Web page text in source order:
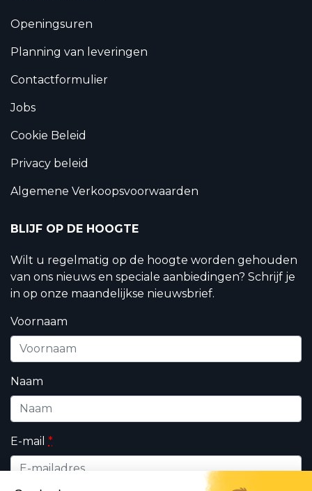
Openingsuren
Planning van leveringen
Contactformulier
Jobs
Cookie Beleid
Privacy beleid
Algemene Verkoopsvoorwaarden
BLIJF OP DE HOOGTE
Wilt u regelmatig op de hoogte worden gehouden
van ons nieuws en speciale aanbiedingen? Schrijf je
in op onze maandelijkse nieuwsbrief.
Voornaam
Naam
E-mail *